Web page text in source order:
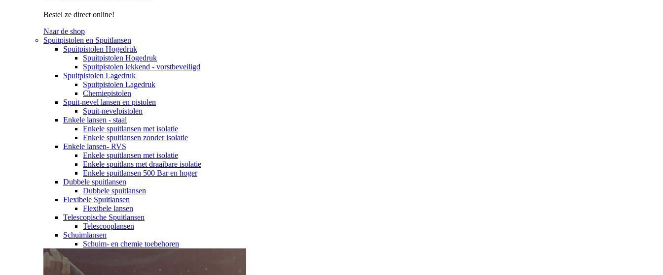
Bestel ze direct online!
Naar de shop
Spuitpistolen en Spuitlansen
Spuitpistolen Hogedruk
Spuitpistolen Hogedruk
Spuitpistolen lekkend - vorstbeveiligd
Spuitpistolen Lagedruk
Spuitpistolen Lagedruk
Chemiepistolen
Spuit-nevel lansen en pistolen
Spuit-nevelpistolen
Enkele lansen - staal
Enkele spuitlansen met isolatie
Enkele spuitlansen zonder isolatie
Enkele lansen- RVS
Enkele spuitlansen met isolatie
Enkele spuitlans met draaibare isolatie
Enkele spuitlansen 500 Bar en hoger
Dubbele spuitlansen
Dubbele spuitlansen
Flexibele Spuitlansen
Flexibele lansen
Telescopische Spuitlansen
Telescooplansen
Schuimlansen
Schuim- en chemie toebehoren